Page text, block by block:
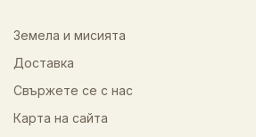
Земела и мисията
Доставка
Свържете се с нас
Карта на сайта